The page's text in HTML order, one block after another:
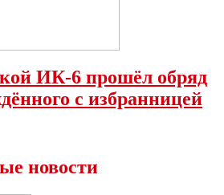
ИК-6 прошёл обряд
с избранницей
новости